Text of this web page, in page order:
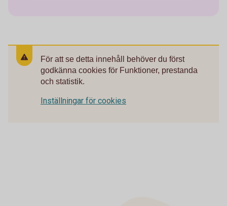
För att se detta innehåll behöver du först
godkänna cookies för Funktioner, prestanda
och statistik.
Inställningar för cookies